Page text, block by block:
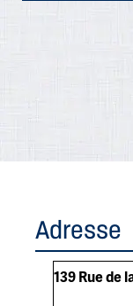
Adresse
139 Rue de